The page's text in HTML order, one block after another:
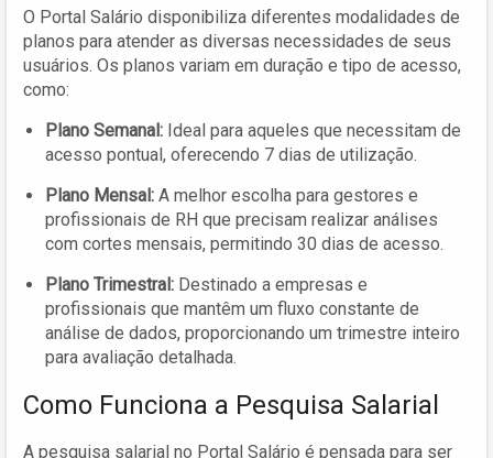
O Portal Salário disponibiliza diferentes modalidades de
planos para atender as diversas necessidades de seus
usuários. Os planos variam em duração e tipo de acesso,
como:
Plano Semanal: Ideal para aqueles que necessitam de
acesso pontual, oferecendo 7 dias de utilização.
Plano Mensal: A melhor escolha para gestores e
profissionais de RH que precisam realizar análises
com cortes mensais, permitindo 30 dias de acesso.
Plano Trimestral: Destinado a empresas e
profissionais que mantêm um fluxo constante de
análise de dados, proporcionando um trimestre inteiro
para avaliação detalhada.
Como Funciona a Pesquisa Salarial
A pesquisa salarial no Portal Salário é pensada para ser